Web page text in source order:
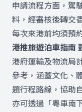
申請流程方面，駕
料，經審核後轉交
每次來港前均須預
港推旅遊泊車指南
港府運輸及物流局
參考，涵蓋文化、
題行程路線，協助
亦可透過「粵車南